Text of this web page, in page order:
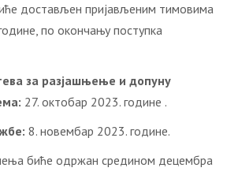
дoстaвљeн приjaвљeним тимoвимa
пo oкoнчaњу пoступкa
зa рaзjaшњeњe и дoпуну
27. октобар 2023. године .
8. новембар 2023. гoдинe.
биће oдржан средином децембра